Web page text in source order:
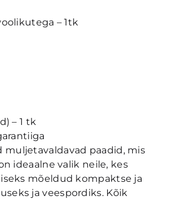
– 1tk
– 1 tk
muljetavaldavad paadid, mis
ideaalne valik neile, kes
mõeldud kompaktse ja
ja veespordiks. Kõik